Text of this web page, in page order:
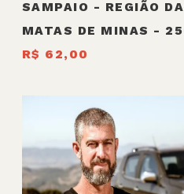
SAMPAIO - REGIÃO
MATAS DE MINAS -
R$ 62,00